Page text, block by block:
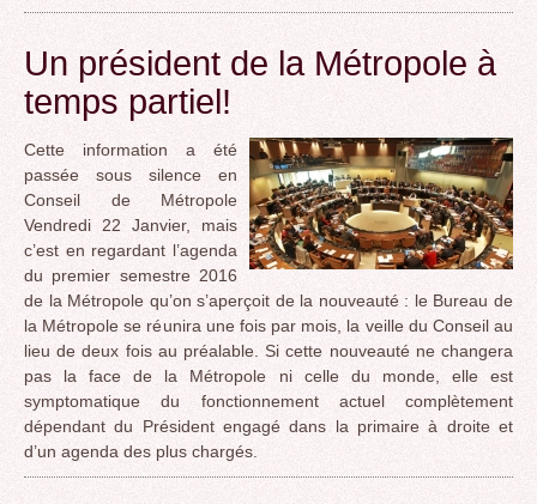
Un président de la Métropole à
temps partiel!
Cette information a été
passée sous silence en
Conseil de Métropole
Vendredi 22 Janvier, mais
c’est en regardant l’agenda
du premier semestre 2016
de la Métropole qu’on s’aperçoit de la nouveauté : le Bureau de
la Métropole se réunira une fois par mois, la veille du Conseil au
lieu de deux fois au préalable. Si cette nouveauté ne changera
pas la face de la Métropole ni celle du monde, elle est
symptomatique du fonctionnement actuel complètement
dépendant du Président engagé dans la primaire à droite et
d’un agenda des plus chargés.